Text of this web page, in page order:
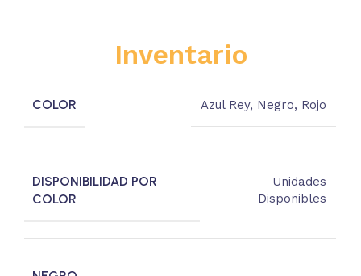
Inventario
COLOR Azul Rey, Negro, Rojo
DISPONIBILIDAD POR
COLOR
Unidades
Disponibles